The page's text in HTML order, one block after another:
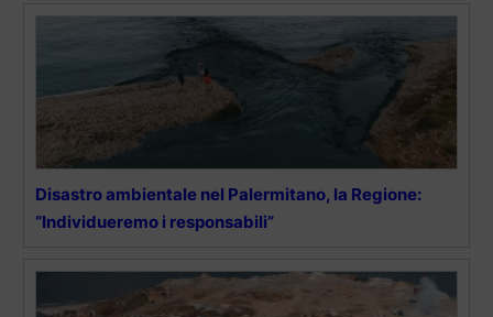
Disastro ambientale nel Palermitano, la Regione:
“Individueremo i responsabili”